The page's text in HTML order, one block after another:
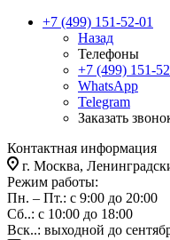
+7 (499) 151-52-01
Назад
Телефоны
+7 (499) 151-
WhatsApp
Telegram
Заказать
Контактная информация
г. Москва,
Режим работы:
Пн. – Пт.: с 9:00 до 20:00
Сб..: с 10:00 до 18:00
Вск..: выходной до